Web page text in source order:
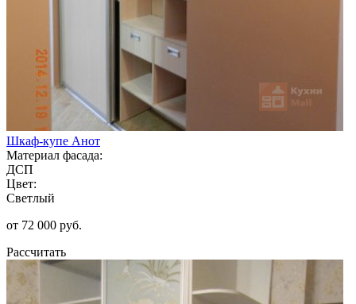
Шкаф-купе Анот
Материал фасада:
ДСП
Цвет:
Светлый
от 72 000 руб.
Рассчитать